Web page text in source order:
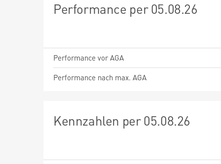
Performance per 05.08.26
Performance vor AGA
Performance nach max. AGA
Kennzahlen per 05.08.26